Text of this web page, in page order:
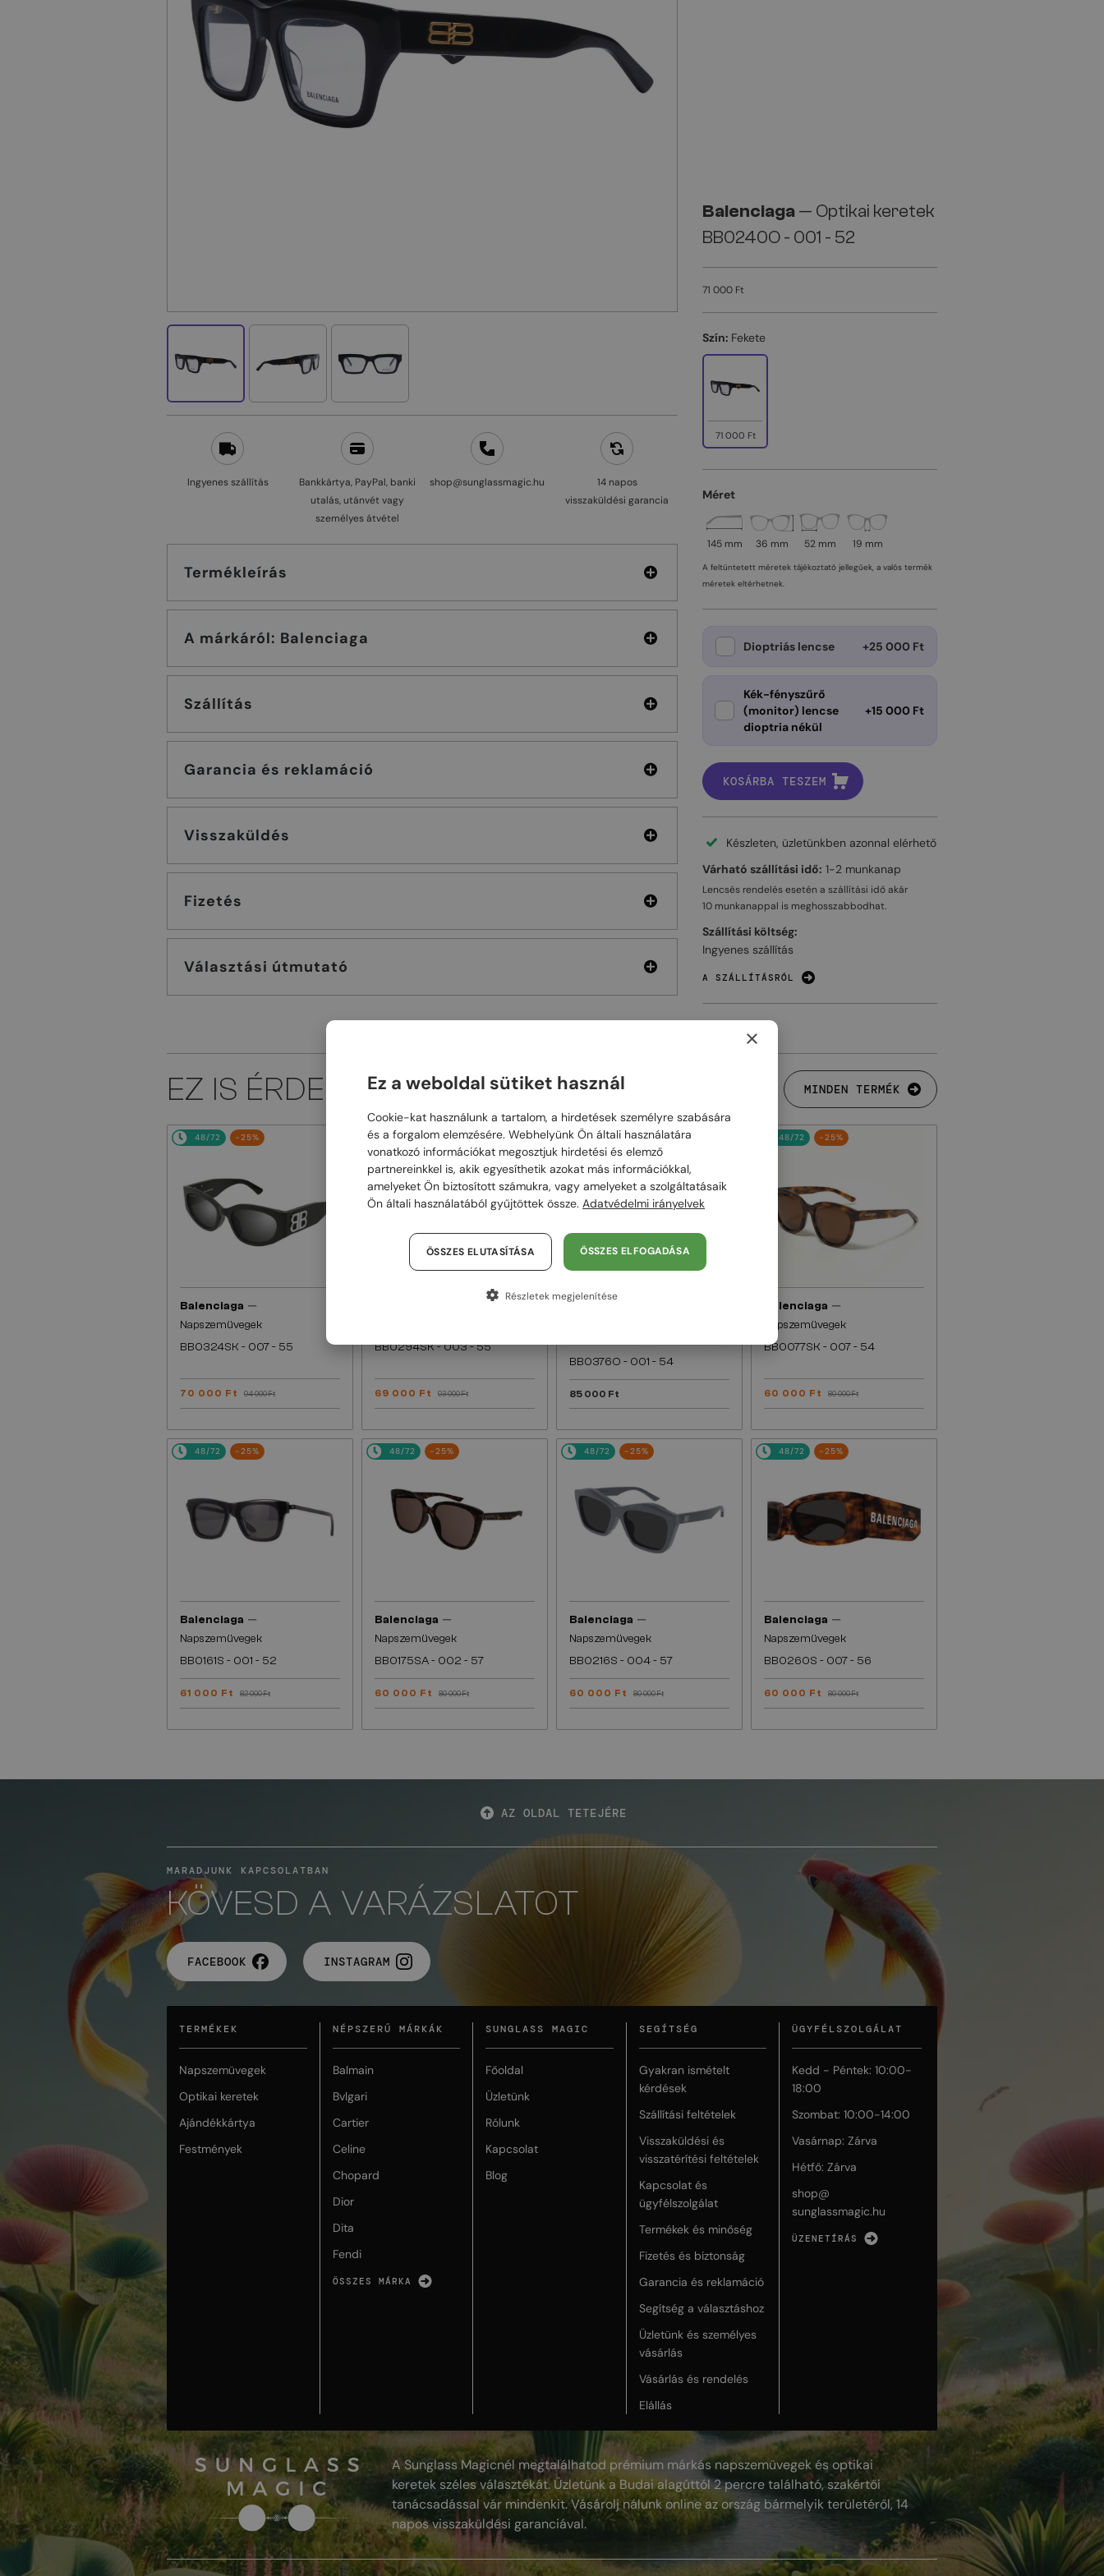
Ingyenes szállítás
Bankkártya, PayPal, banki
utalás, utánvét vagy
személyes átvétel
shop@sunglassmagic.hu
14 napos
visszaküldési garancia
Termékleírás
A márkáról: Balenciaga
Szállítás
Garancia és reklamáció
Visszaküldés
Fizetés
Választási útmutató
Balenciaga— Optikai keretek
BB0240O - 001 - 52
71 000 Ft
Szín: Fekete
71 000 Ft
Méret
145 mm 36 mm 52 mm 19 mm
A feltüntetett méretek tájékoztató jellegűek, a valós termék
méretek eltérhetnek.
Dioptriás lencse +25 000 Ft
Kék-fényszűrő
(monitor) lencse
dioptria nékül
+15 000 Ft
KOSÁRBA TESZEM
Készleten, üzletünkben azonnal elérhető
Várható szállítási idő: 1-2 munkanap
Lencsés rendelés esetén a szállítási idő akár
10 munkanappal is meghosszabbodhat.
Szállítási költség:
Ingyenes szállítás
A SZÁLLÍTÁSRÓL
EZ IS ÉRDEKELHET MINDEN TERMÉK
48/72 -25%
Balenciaga —
Napszemüvegek
BB0324SK - 007 - 55
70 000 Ft 94 000 Ft
48/72 -25%
BB0294SK - 003 - 55
69 000 Ft 93 000 Ft
48/72
BB0376O - 001 - 54
85 000 Ft
48/72 -25%
Balenciaga —
Napszemüvegek
BB0077SK - 007 - 54
60 000 Ft 80 000 Ft
48/72 -25%
Balenciaga —
Napszemüvegek
BB0161S - 001 - 52
61 000 Ft 82 000 Ft
48/72 -25%
Balenciaga —
Napszemüvegek
BB0175SA - 002 - 57
60 000 Ft 80 000 Ft
48/72 -25%
Balenciaga —
Napszemüvegek
BB0216S - 004 - 57
60 000 Ft 80 000 Ft
48/72 -25%
Balenciaga —
Napszemüvegek
BB0260S - 007 - 56
60 000 Ft 80 000 Ft
AZ OLDAL TETEJÉRE
MARADJUNK KAPCSOLATBAN
KÖVESD A VARÁZSLATOT
FACEBOOK INSTAGRAM
TERMÉKEK
Napszemüvegek
Optikai keretek
Ajándékkártya
Festmények
NÉPSZERŰ MÁRKÁK
Balmain
Bvlgari
Cartier
Celine
Chopard
Dior
Dita
Fendi
ÖSSZES MÁRKA
SUNGLASS MAGIC
Főoldal
Üzletünk
Rólunk
Kapcsolat
Blog
SEGÍTSÉG
Gyakran ismételt
kérdések
Szállítási feltételek
Visszaküldési és
visszatérítési feltételek
Kapcsolat és
ügyfélszolgálat
Termékek és minőség
Fizetés és biztonság
Garancia és reklamáció
Segítség a választáshoz
Üzletünk és személyes
vásárlás
Vásárlás és rendelés
Elállás
ÜGYFÉLSZOLGÁLAT
Kedd - Péntek: 10:00-
18:00
Szombat: 10:00-14:00
Vasárnap: Zárva
Hétfő: Zárva
shop@
sunglassmagic.hu
ÜZENETÍRÁS
A Sunglass Magicnél megtalálhatod prémium márkás napszemüvegek és optikai
keretek széles választékát. Üzletünk a Budai alagúttól 2 percre található, szakértői
tanácsadással vár mindenkit. Vásárolj nálunk online az ország bármelyik területéről, 14
napos visszaküldési garanciával.
×
Ez a weboldal sütiket használ
Cookie-kat használunk a tartalom, a hirdetések személyre szabására
és a forgalom elemzésére. Webhelyünk Ön általi használatára
vonatkozó információkat megosztjuk hirdetési és elemző
partnereinkkel is, akik egyesíthetik azokat más információkkal,
amelyeket Ön biztosított számukra, vagy amelyeket a szolgáltatásaik
Ön általi használatából gyűjtöttek össze. Adatvédelmi irányelvek
ÖSSZES ELFOGADÁSA
ÖSSZES ELUTASÍTÁSA
Részletek megjelenítése